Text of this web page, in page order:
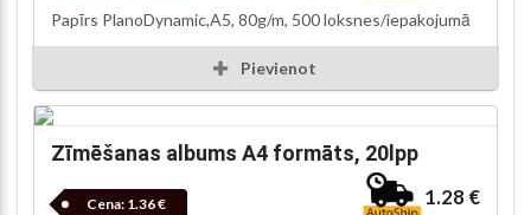
Papīrs PlanoDynamic,A5, 80g/m, 500 loksnes/iepakojumā
Pievienot
Zīmēšanas albums A4 formāts, 20lpp
Cena: 1.36 € 1.28 €